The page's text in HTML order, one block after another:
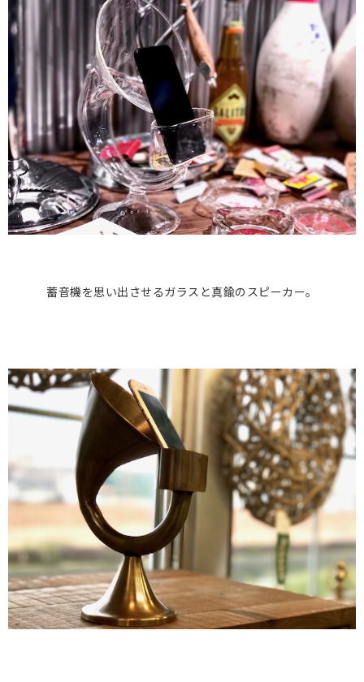
蓄音機を思い出させるガラスと真鍮のスピーカー。